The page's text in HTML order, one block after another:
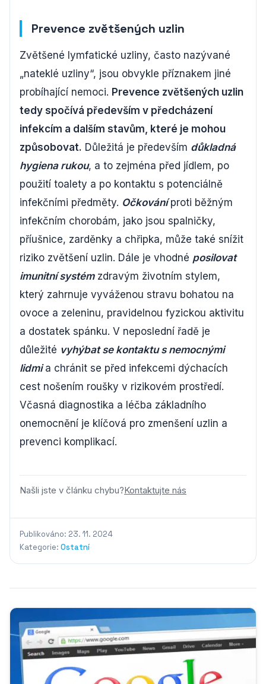
Prevence zvětšených uzlin
Zvětšené lymfatické uzliny, často nazývané
„nateklé uzliny“, jsou obvykle příznakem jiné
probíhající nemoci. Prevence zvětšených uzlin
tedy spočívá především v předcházení
infekcím a dalším stavům, které je mohou
způsobovat. Důležitá je především důkladná
hygiena rukou, a to zejména před jídlem, po
použití toalety a po kontaktu s potenciálně
infekčními předměty. Očkováníproti běžným
infekčním chorobám, jako jsou spalničky,
příušnice, zarděnky a chřipka, může také snížit
riziko zvětšení uzlin. Dále je vhodné posilovat
imunitní systémzdravým životním stylem,
který zahrnuje vyváženou stravu bohatou na
ovoce a zeleninu, pravidelnou fyzickou aktivitu
a dostatek spánku. V neposlední řadě je
důležité vyhýbat se kontaktu s nemocnými
lidmia chránit se před infekcemi dýchacích
cest nošením roušky v rizikovém prostředí.
Včasná diagnostika a léčba základního
onemocnění je klíčová pro zmenšení uzlin a
prevenci komplikací.
Našli jste v článku chybu?Kontaktujte nás
Publikováno: 23. 11. 2024
Kategorie: Ostatní